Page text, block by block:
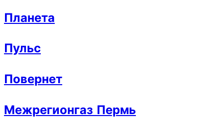
Планета
Пульс
Повернет
Межрегионгаз Пермь